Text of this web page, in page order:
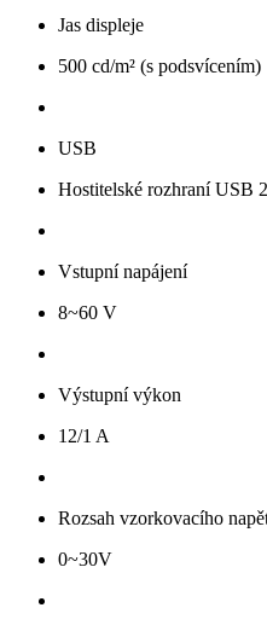
Jas displeje
500 cd/m² (s podsvícením)
USB
Hostitelské rozhraní USB
Vstupní napájení
8~60 V
Výstupní výkon
12/1 A
Rozsah vzorkovacího
0~30V